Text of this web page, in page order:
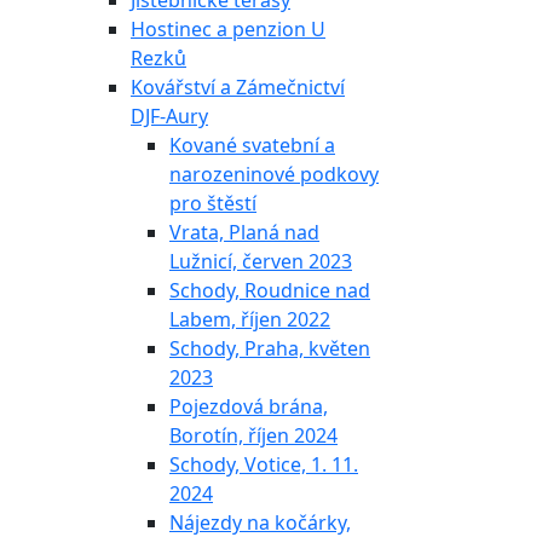
Hostinec a penzion U
Rezků
Kovářství a Zámečnictví
DJF-Aury
Kované svatební a
narozeninové podkovy
pro štěstí
Vrata, Planá nad
Lužnicí, červen 2023
Schody, Roudnice nad
Labem, říjen 2022
Schody, Praha, květen
2023
Pojezdová brána,
Borotín, říjen 2024
Schody, Votice, 1. 11.
2024
Nájezdy na kočárky,